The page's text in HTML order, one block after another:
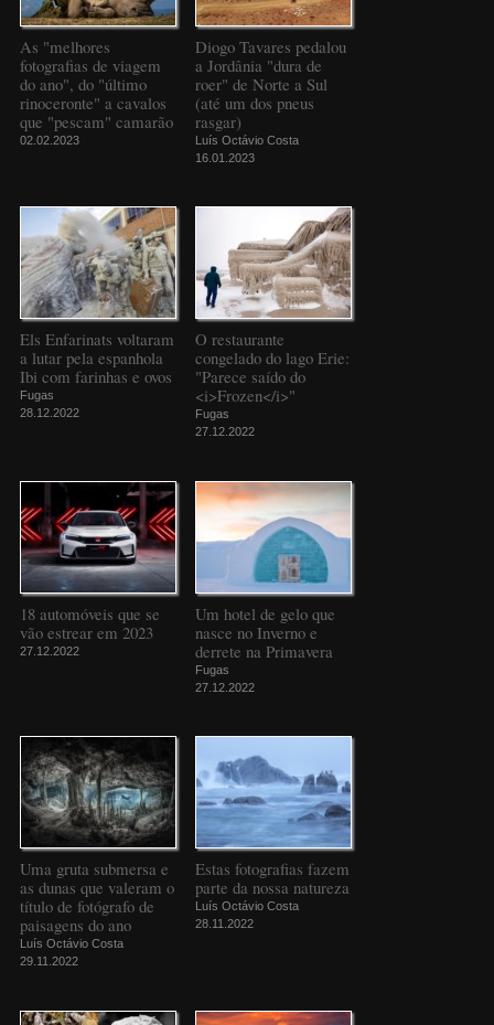
As "melhores
fotografias de viagem
do ano", do "último
rinoceronte" a cavalos
que "pescam" camarão
02.02.2023
Diogo Tavares pedalou
a Jordânia "dura de
roer" de Norte a Sul
(até um dos pneus
rasgar)
Luís Octávio Costa
16.01.2023
Els Enfarinats voltaram
a lutar pela espanhola
Ibi com farinhas e ovos
Fugas
28.12.2022
O restaurante
congelado do lago Erie:
"Parece saído do
<i>Frozen</i>"
Fugas
27.12.2022
18 automóveis que se
vão estrear em 2023
27.12.2022
Um hotel de gelo que
nasce no Inverno e
derrete na Primavera
Fugas
27.12.2022
Uma gruta submersa e
as dunas que valeram o
título de fotógrafo de
paisagens do ano
Luís Octávio Costa
29.11.2022
Estas fotografias fazem
parte da nossa natureza
Luís Octávio Costa
28.11.2022